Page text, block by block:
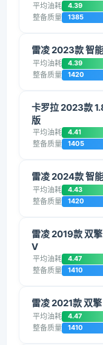
平均油耗 4.39
整备质量 1385
雷凌 2023款 智
平均油耗 4.39
整备质量 1420
卡罗拉 2023款
版
平均油耗 4.41
整备质量 1405
雷凌 2024款 智
平均油耗 4.43
整备质量 1420
雷凌 2019款 双
V
平均油耗 4.47
整备质量 1410
雷凌 2021款 双
平均油耗 4.47
整备质量 1410